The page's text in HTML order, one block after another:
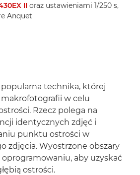
II oraz ustawieniami 1/250 s,
Anquet
technika, której
makrofotografii w celu
Rzecz polega na
identycznych zdjęć i
punktu ostrości w
zdjęcia. Wyostrzone obszary
oprogramowaniu, aby uzyskać
ostrości.